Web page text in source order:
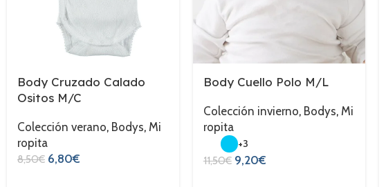
Body Cruzado Calado
Ositos M/C
Colección verano, Bodys, Mi
ropita
8,50€ 6,80€
Body Cuello Polo M/L
Colección invierno, Bodys, Mi
ropita
+3
11,50€ 9,20€